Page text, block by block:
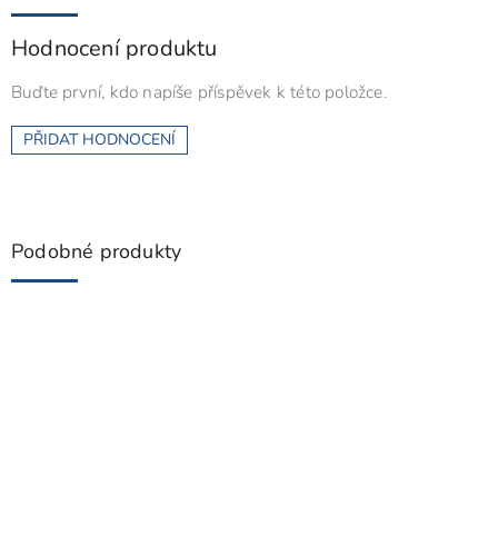
Hodnocení produktu
Buďte první, kdo napíše příspěvek k této položce.
PŘIDAT HODNOCENÍ
Podobné produkty